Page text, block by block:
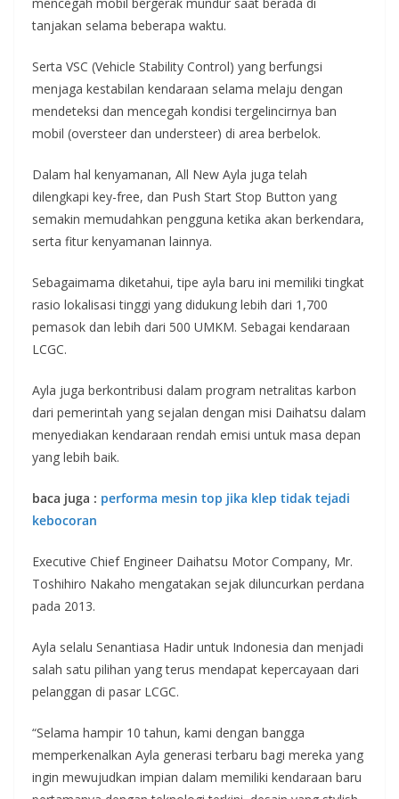
tanjakan selama beberapa waktu.
Serta VSC (Vehicle Stability Control) yang berfungsi
menjaga kestabilan kendaraan selama melaju dengan
mendeteksi dan mencegah kondisi tergelincirnya ban
mobil (oversteer dan understeer) di area berbelok.
Dalam hal kenyamanan, All New Ayla juga telah
dilengkapi key-free, dan Push Start Stop Button yang
semakin memudahkan pengguna ketika akan berkendara,
serta fitur kenyamanan lainnya.
Sebagaimama diketahui, tipe ayla baru ini memiliki tingkat
rasio lokalisasi tinggi yang didukung lebih dari 1,700
pemasok dan lebih dari 500 UMKM. Sebagai kendaraan
LCGC.
Ayla juga berkontribusi dalam program netralitas karbon
dari pemerintah yang sejalan dengan misi Daihatsu dalam
menyediakan kendaraan rendah emisi untuk masa depan
yang lebih baik.
baca juga : performa mesin top jika klep tidak tejadi
kebocoran
Executive Chief Engineer Daihatsu Motor Company, Mr.
Toshihiro Nakaho mengatakan sejak diluncurkan perdana
pada 2013.
Ayla selalu Senantiasa Hadir untuk Indonesia dan menjadi
salah satu pilihan yang terus mendapat kepercayaan dari
pelanggan di pasar LCGC.
“Selama hampir 10 tahun, kami dengan bangga
memperkenalkan Ayla generasi terbaru bagi mereka yang
ingin mewujudkan impian dalam memiliki kendaraan baru